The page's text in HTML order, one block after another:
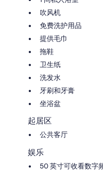
吹风机
免费洗护用品
提供毛巾
拖鞋
卫生纸
洗发水
牙刷和牙膏
坐浴盆
起居区
公共客厅
娱乐
50 英寸可收看数字